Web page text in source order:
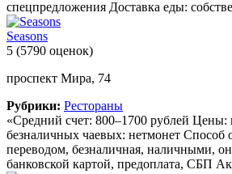
спецпредложения Доставка еды:
Seasons
5 (5790 оценок)
проспект Мира, 74
Рубрики: Рестораны
«Средний счет: 800–1700 рублей
безналичных чаевых: нетмонет Способ
переводом, безналичная, наличными,
банковской картой, предоплата, СБП